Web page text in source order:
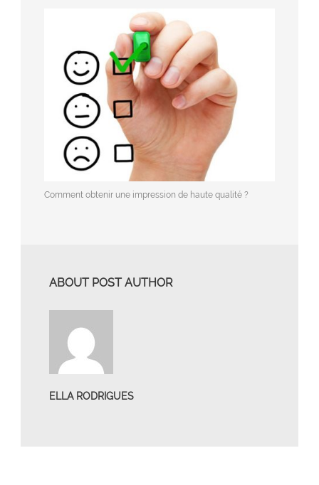
Comment obtenir une impression de haute qualité ?
ABOUT POST AUTHOR
ELLA RODRIGUES